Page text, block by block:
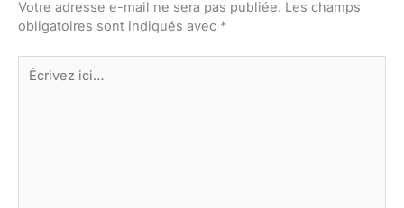
Votre adresse e-mail ne sera pas publiée. Les champs
obligatoires sont indiqués avec *
Écrivez
ici…